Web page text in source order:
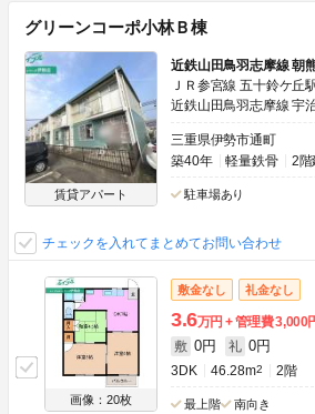
グリーンコーポ小林Ｂ棟
賃貸アパート
近鉄山田鳥羽志摩線 朝
ＪＲ参宮線 五十鈴ケ丘
近鉄山田鳥羽志摩線 宇
三重県伊勢市通町
築40年
軽量鉄骨 2階
駐車場あり
チェックを入れてまとめてお問い合わせ
画像：20枚
敷金なし 礼金なし
3.6万円 管理費3,000
敷 0円 礼 0円
3DK 46.28m2 2階
最上階 南向き